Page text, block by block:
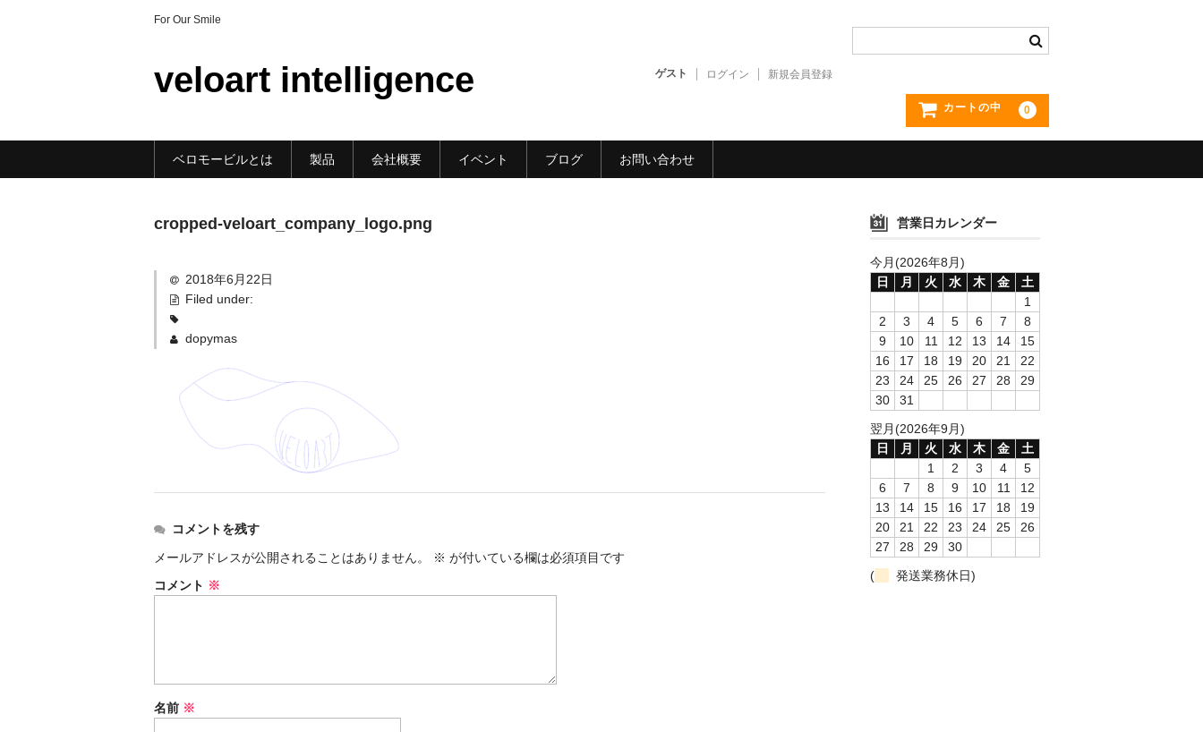
For Our Smile
veloart intelligence ゲスト ログイン 新規会員登録
カートの中 0
ベロモービルとは 製品 会社概要 イベント ブログ お問い合わせ
cropped-veloart_company_logo.png
2018年6月22日
Filed under:
dopymas
コメントを残す
メールアドレスが公開されることはありません。
※ が付いている欄は必須項目です
コメント ※
名前 ※
営業日カレンダー
今月(2026年8月)
日
月 火 水 木 金
土
1
2
3 4 5 6 7
8
9
10 11 12 13 14
15
16
17 18 19 20 21
22
23
24 25 26 27 28
29
30
31
翌月(2026年9月)
日
月 火 水 木 金
土
1
2 3 4
5
6
7 8 9 10 11
12
13
14 15 16 17 18
19
20
21 22 23 24 25
26
27
28 29
30
(
発送業務休日)